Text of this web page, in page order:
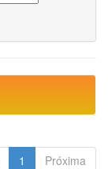
1 Próxima